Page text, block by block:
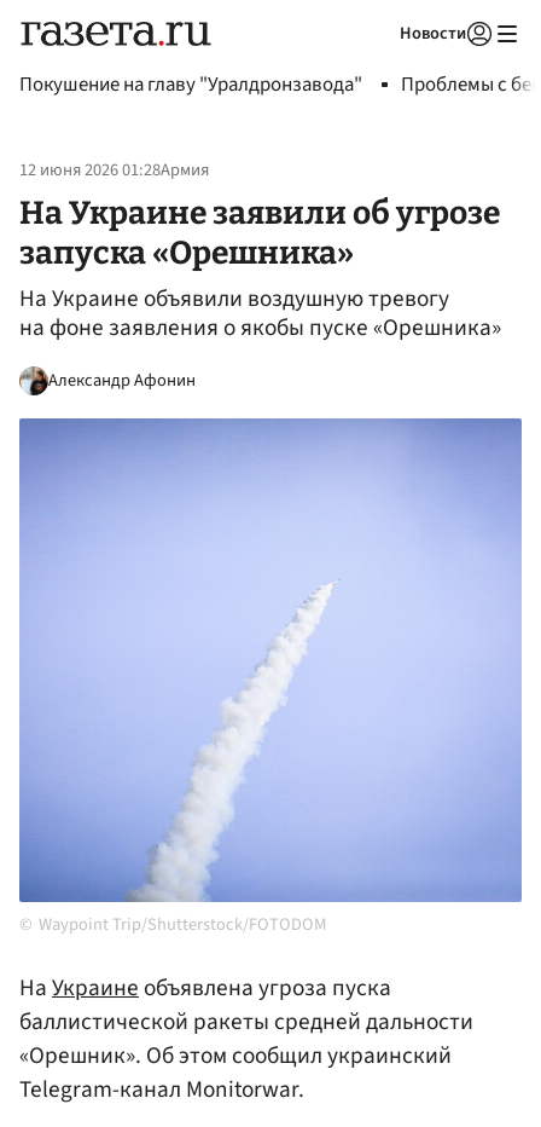
Новости
Покушение на главу "Уралдронзавода" Проблемы с
12 июня 2026 01:28Армия
На Украине заявили об угрозе
запуска «Орешника»
На Украине объявили воздушную тревогу
на фоне заявления о якобы пуске «Орешника»
Александр Афонин
Waypoint Trip/Shutterstock/FOTODOM
НаУкраинеобъявлена угроза пуска
баллистической ракеты средней дальности
«Орешник». Об этом сообщил украинский
Telegram-канал Monitorwar.